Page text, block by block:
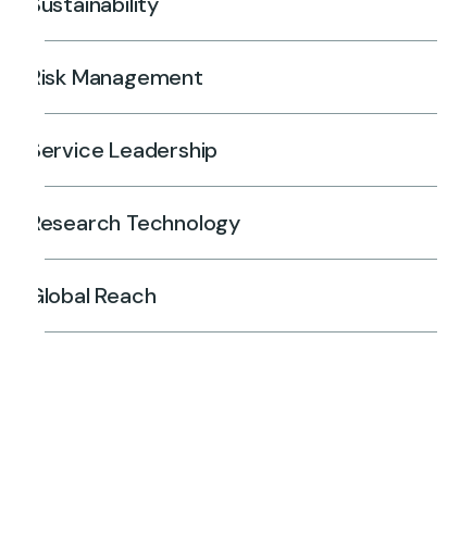
Risk Management
Service Leadership
Research Technology
Global Reach